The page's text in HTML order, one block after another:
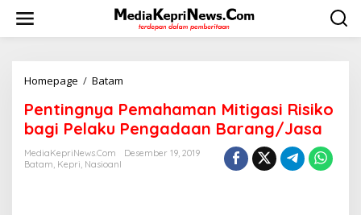
w
Homepage / Batam
n
t
n
Pentingnya Pemahaman Mitigasi Risiko
bagi Pelaku Pengadaan Barang/Jasa
MediaKepriNews.com
Desember 19, 2019
Batam, Kepri, Nasioanl